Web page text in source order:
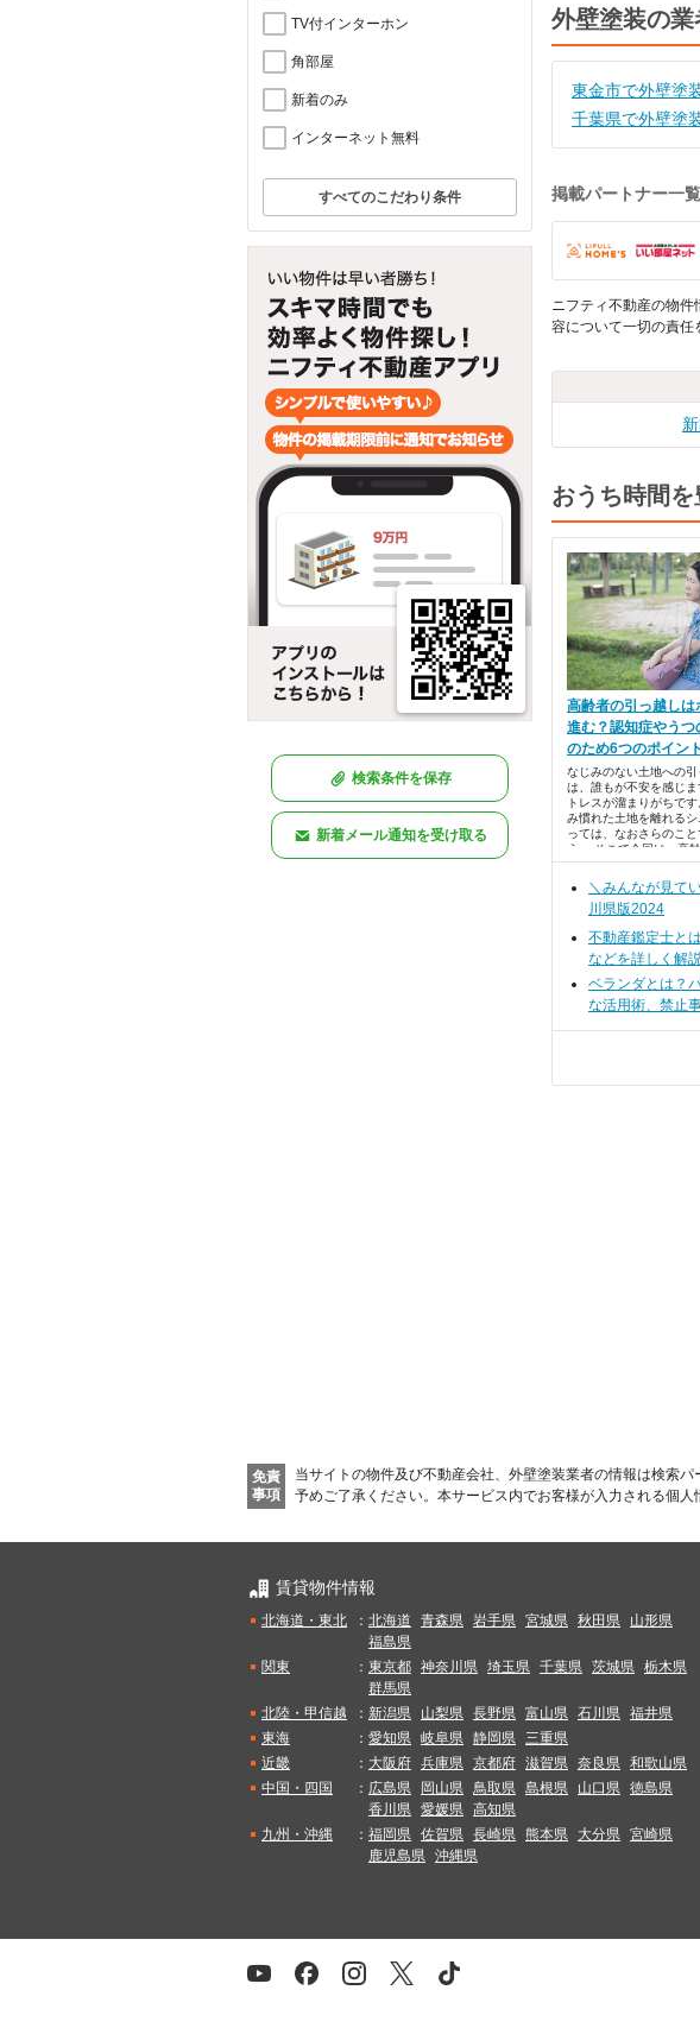
TV付インターホン
角部屋
新着のみ
インターネット無料
すべてのこだわり条件
検索条件を保存
新着メール通知を受け取る
外壁塗装の
東金市で外壁塗
千葉県で外壁塗
掲載パートナー一覧
ニフティ不動産の物
容について一切の責任
おうち時間
高齢者の引っ越しは
進む？認知症やうつ
のため6つのポイント
なじみのない土地への引
は、誰もが不安を感じま
トレスが溜まりがちで
み慣れた土地を離れる
っては、なおさらのこと
う。 そこで今回は、高
越しをするときに、家
けたいポイントと対策
した。＼みんなが見て
川県版2024
不動産鑑定士と
などを詳しく解説
ベランダとは？
な活用術、禁止
免責
事項
当サイトの物件及び不動産会社、外壁塗装業者の情報は検索
予めご了承ください。 本サービス内でお客様が入力される個人
賃貸物件情報
北海道・東北 ： 北海道 青森県 岩手県 宮城県 秋田県
山形県
福島県
関東
： 東京都 神奈川県 埼玉県 千葉県 茨城県 栃木県
群馬県
北陸・甲信越
： 新潟県 山梨県 長野県 富山県 石川県 福井県
東海
： 愛知県 岐阜県 静岡県 三重県
近畿
： 大阪府 兵庫県 京都府 滋賀県 奈良県 和歌山県
中国・四国
： 広島県 岡山県 鳥取県 島根県 山口県 徳島県
香川県 愛媛県 高知県
九州・沖縄
： 福岡県 佐賀県 長崎県 熊本県 大分県 宮崎県
鹿児島県 沖縄県